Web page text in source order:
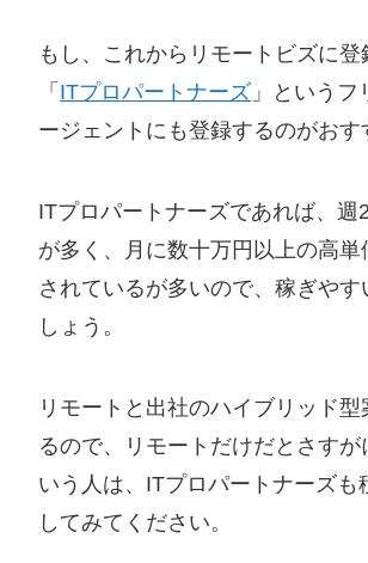
経験がある
フリーランスエンジニア
が、まだ実務経験はない
もし、これからリモートビズに登
「 ITプロパートナーズ 」というフ
ージェントにも登録するのがおす
ITプロパートナーズであれば、週
が多く、月に数十万円以上の高単
されているが多いので、稼ぎや
しょう。
リモートと出社のハイブリッド
るので、リモートだけだとさすが
いう人は、ITプロパートナーズも
してみてください。